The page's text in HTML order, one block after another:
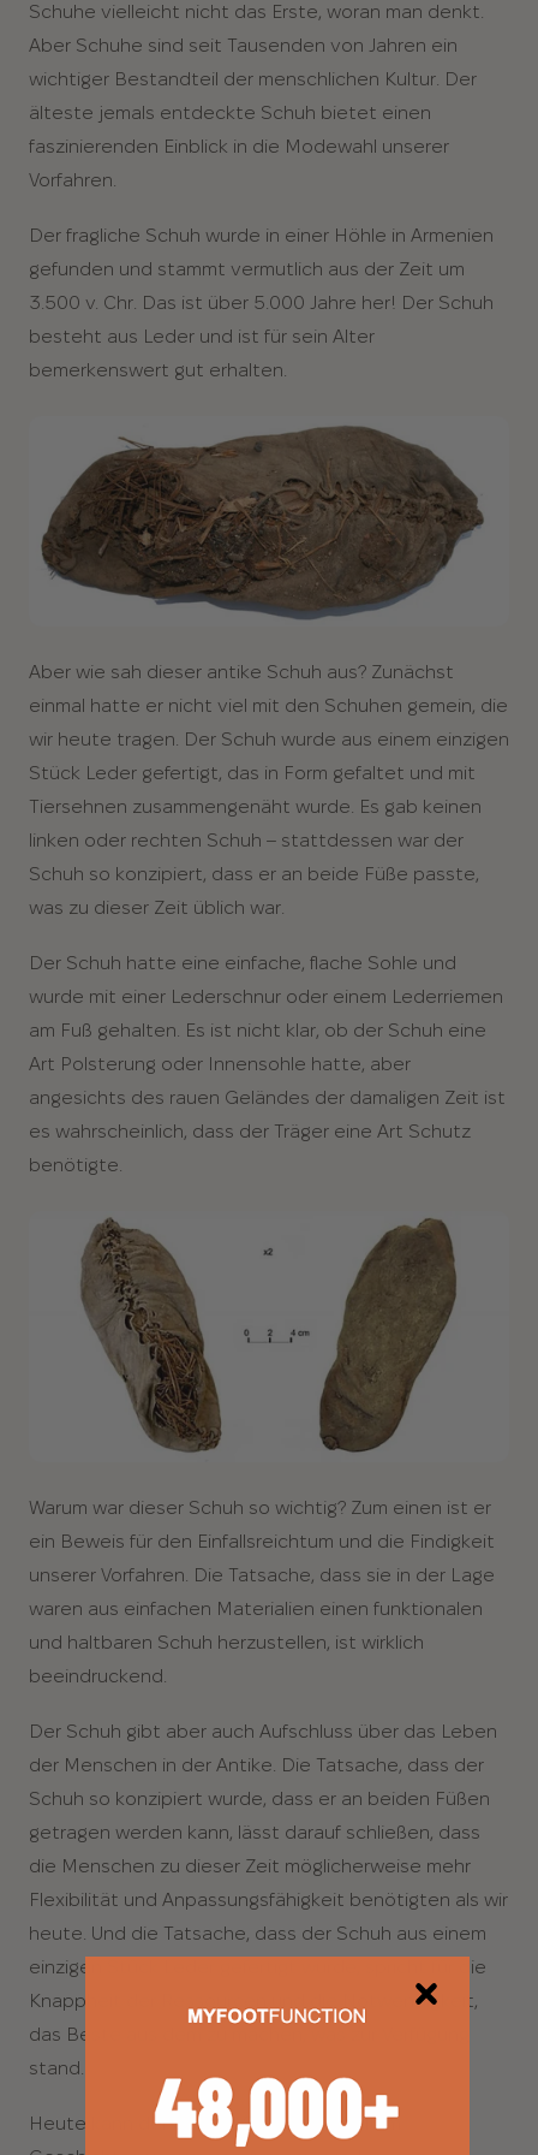
Schuhe vielleicht nicht das Erste, woran man denkt.
Aber Schuhe sind seit Tausenden von Jahren ein
wichtiger Bestandteil der menschlichen Kultur. Der
älteste jemals entdeckte Schuh bietet einen
faszinierenden Einblick in die Modewahl unserer
Vorfahren.
Der fragliche Schuh wurde in einer Höhle in Armenien
gefunden und stammt vermutlich aus der Zeit um
3.500 v. Chr. Das ist über 5.000 Jahre her! Der Schuh
besteht aus Leder und ist für sein Alter
bemerkenswert gut erhalten.
Aber wie sah dieser antike Schuh aus? Zunächst
einmal hatte er nicht viel mit den Schuhen gemein, die
wir heute tragen. Der Schuh wurde aus einem einzigen
Stück Leder gefertigt, das in Form gefaltet und mit
Tiersehnen zusammengenäht wurde. Es gab keinen
linken oder rechten Schuh – stattdessen war der
Schuh so konzipiert, dass er an beide Füße passte,
was zu dieser Zeit üblich war.
Der Schuh hatte eine einfache, flache Sohle und
wurde mit einer Lederschnur oder einem Lederriemen
am Fuß gehalten. Es ist nicht klar, ob der Schuh eine
Art Polsterung oder Innensohle hatte, aber
angesichts des rauen Geländes der damaligen Zeit ist
es wahrscheinlich, dass der Träger eine Art Schutz
benötigte.
Warum war dieser Schuh so wichtig? Zum einen ist er
ein Beweis für den Einfallsreichtum und die Findigkeit
unserer Vorfahren. Die Tatsache, dass sie in der Lage
waren aus einfachen Materialien einen funktionalen
und haltbaren Schuh herzustellen, ist wirklich
beeindruckend.
Der Schuh gibt aber auch Aufschluss über das Leben
der Menschen in der Antike. Die Tatsache, dass der
Schuh so konzipiert wurde, dass er an beiden Füßen
getragen werden kann, lässt darauf schließen, dass
die Menschen zu dieser Zeit möglicherweise mehr
Flexibilität und Anpassungsfähigkeit benötigten als wir
heute. Und die Tatsache, dass der Schuh aus einem
einzigen Stück Leder gefertigt wurde, spricht für die
Knappheit der Ressourcen und die Notwendigkeit,
das Beste aus dem zu machen, was zur Verfügung
stand.
Heute kann der älteste Schuh der Welt im